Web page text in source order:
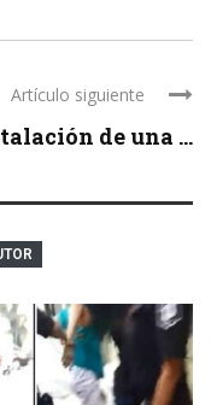
Artículo siguiente
de una ...